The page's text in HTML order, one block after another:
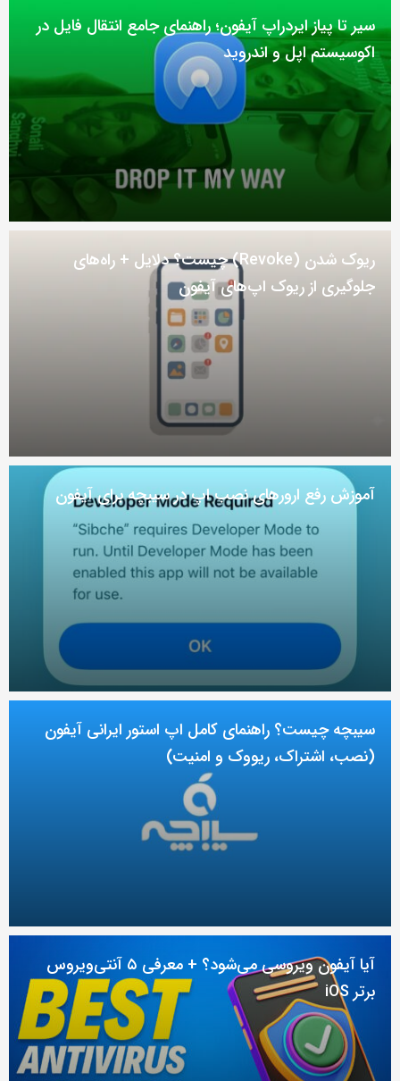
سیر تا پیاز ایردراپ آیفون؛ راهنمای جامع انتقال فایل در
اکوسیستم اپل و اندروید
ریوک شدن (Revoke) چیست؟ دلایل + راه‌های
جلوگیری از ریوک اپ‌های آیفون
آموزش رفع ارور‌های نصب اپ در سیبچه برای آیفون
سیبچه چیست؟ راهنمای کامل اپ استور ایرانی آیفون
(نصب، اشتراک، ریووک و امنیت)
آیا آیفون ویروسی می‌شود؟ + معرفی ۵ آنتی‌ویروس
برتر iOS